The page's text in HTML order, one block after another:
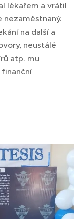
lékařem a vrátil
nezaměstnaný.
na další a
neustálé
atp. mu